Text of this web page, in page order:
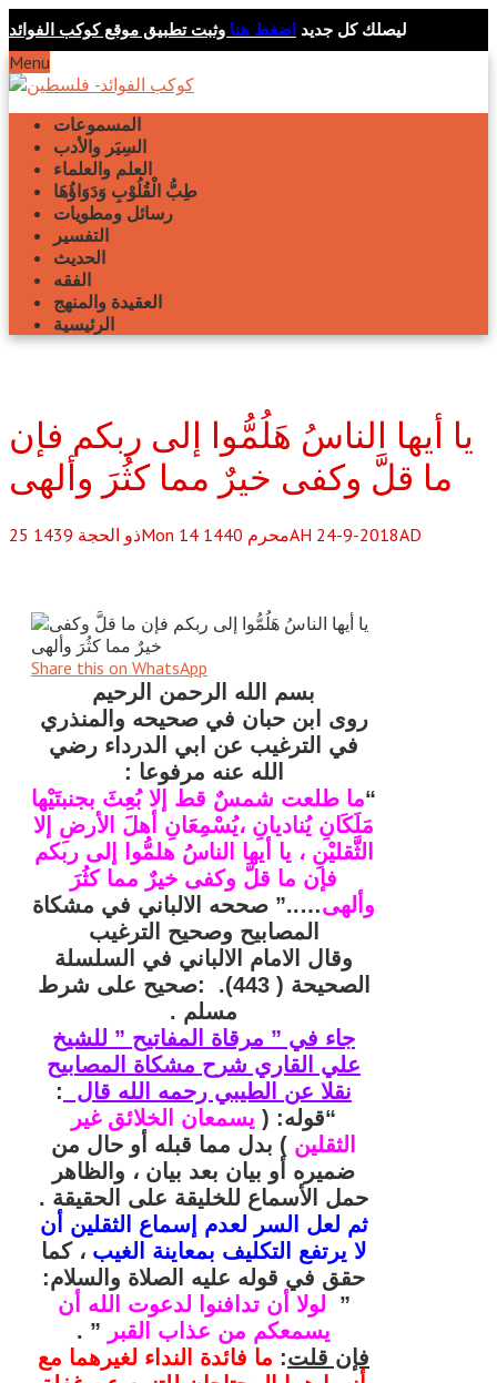
ليصلك كل جديد اضغط هنا وثبت تطبيق موقع كوكب الفوائد
Menu
المسموعات
السِيَر والأدب
العلم والعلماء
طِبُّ الْقُلُوْبِ وَدَوَاؤُهَا
رسائل ومطويات
التفسير
الحديث
الفقه
العقيدة والمنهج
الرئيسية
يا أيها الناسُ هَلُمُّوا إلى ربكم فإن
ما قلَّ وكفى خيرٌ مما كثُرَ وألهى
25 ذو الحجة 1439 Mon 14 محرم 1440AH 24-9-2018AD
Share this on WhatsApp
بسم الله الرحمن الرحيم
روى ابن حبان في صحيحه والمنذري
في الترغيب عن ابي الدرداء رضي
الله عنه مرفوعا :
“ما طلعت شمسٌ قط إلا بُعِثَ بجنبتَيْها
مَلَكَانِ يُناديانِ ،يُسْمِعَانِ أهلَ الأرضِ إلا
الثَّقليْنِ ، يا أيها الناسُ هلمُّوا إلى ربكم
فإن ما قلَّ وكفى خيرٌ مما كثُرَ
وألهى…..” صححه الالباني في مشكاة
المصابيح وصحيح الترغيب
وقال الامام الالباني في السلسلة
الصحيحة ( 443). :صحيح على شرط
مسلم .
جاء في ” مرقاة المفاتيح ” للشيخ
علي القاري شرح مشكاة المصابيح
نقلا عن الطيبي رحمه الله قال :
“قوله: ( يسمعان الخلائق غير
الثقلين ) بدل مما قبله أو حال من
ضميره أو بيان بعد بيان ، والظاهر
حمل الأسماع للخليقة على الحقيقة .
ثم لعل السر لعدم إسماع الثقلين أن
لا يرتفع التكليف بمعاينة الغيب ، كما
حقق في قوله عليه الصلاة والسلام:
” لولا أن تدافنوا لدعوت الله أن
يسمعكم من عذاب القبر ” .
فإن قلت: ما فائدة النداء لغيرهما مع